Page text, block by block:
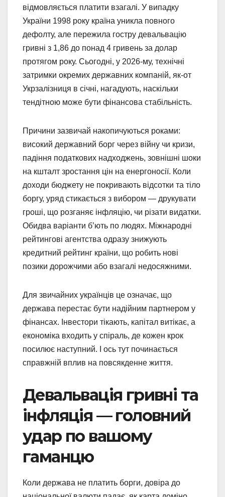
відмовляється платити взагалі. У випадку
України 1998 року країна уникла повного
дефолту, але пережила гостру девальвацію
гривні з 1,86 до понад 4 гривень за долар
протягом року. Сьогодні, у 2026-му, технічні
затримки окремих державних компаній, як-от
Укрзалізниця в січні, нагадують, наскільки
тендітною може бути фінансова стабільність.
Причини зазвичай накопичуються роками:
високий державний борг через війну чи кризи,
падіння податкових надходжень, зовнішні шоки
на кшталт зростання цін на енергоносії. Коли
доходи бюджету не покривають відсотки та тіло
боргу, уряд стикається з вибором — друкувати
гроші, що розганяє інфляцію, чи різати видатки.
Обидва варіанти б’ють по людях. Міжнародні
рейтингові агентства одразу знижують
кредитний рейтинг країни, що робить нові
позики дорожчими або взагалі недосяжними.
Для звичайних українців це означає, що
держава перестає бути надійним партнером у
фінансах. Інвестори тікають, капітал витікає, а
економіка входить у спіраль, де кожен крок
посилює наступний. І ось тут починається
справжній вплив на повсякденне життя.
Девальвація гривні та
інфляція — головний
удар по вашому
гаманцю
Коли держава не платить борги, довіра до